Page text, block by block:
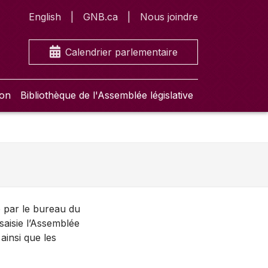
English GNB.ca Nous joindre
Calendrier parlementaire
Bibliothèque de l'Assemblée législative
par le bureau du
l’Assemblée
que les